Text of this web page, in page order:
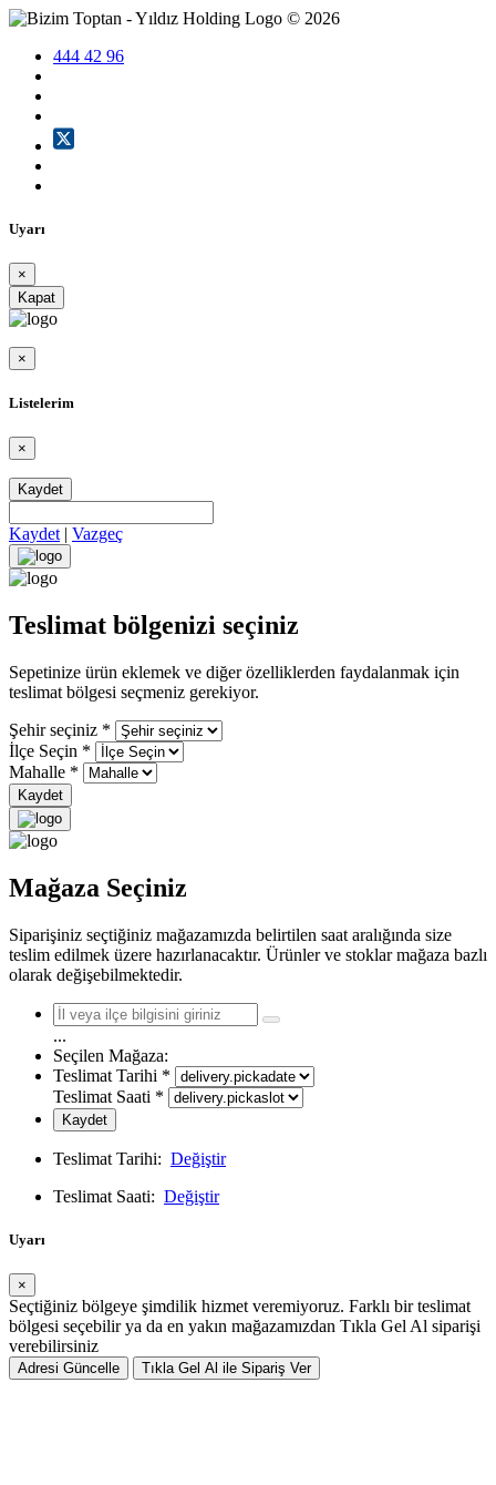
© 2026
444 42 96
Uyarı
×
Kapat
×
Listelerim
×
Kaydet
Kaydet| Vazgeç
Teslimat bölgenizi seçiniz
Sepetinize ürün eklemek ve diğer özelliklerden faydalanmak için
teslimat bölgesi seçmeniz gerekiyor.
Şehir seçiniz *
İlçe Seçin *
Mahalle *
Kaydet
Mağaza Seçiniz
Siparişiniz seçtiğiniz mağazamızda belirtilen saat aralığında size
teslim edilmek üzere hazırlanacaktır. Ürünler ve stoklar mağaza bazlı
olarak değişebilmektedir.
...
Seçilen Mağaza:
Teslimat Tarihi *
Teslimat Saati *
Kaydet
Teslimat Tarihi: Değiştir
Teslimat Saati: Değiştir
Uyarı
×
Seçtiğiniz bölgeye şimdilik hizmet veremiyoruz. Farklı bir teslimat
bölgesi seçebilir ya da en yakın mağazamızdan Tıkla Gel Al siparişi
verebilirsiniz
Adresi Güncelle Tıkla Gel Al ile Sipariş Ver